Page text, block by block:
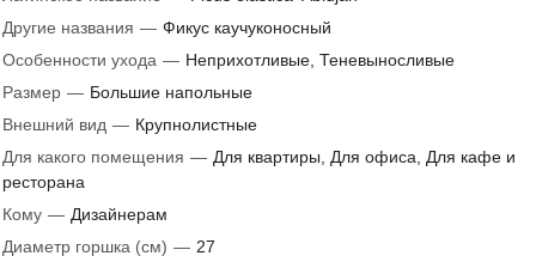
Другие названия — Фикус каучуконосный
Особенности ухода — Неприхотливые, Теневыносливые
Размер — Большие напольные
Внешний вид — Крупнолистные
Для какого помещения — Для квартиры, Для офиса, Для кафе и
ресторана
Кому — Дизайнерам
Диаметр горшка (см) — 27